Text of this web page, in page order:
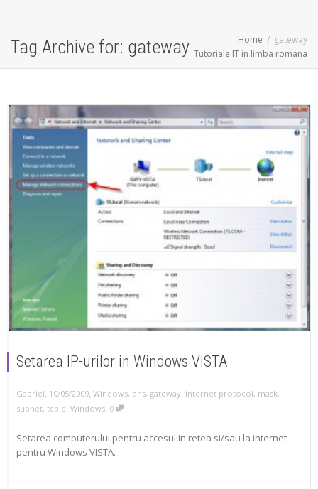
Tag Archive for: gateway Home
gateway
Tutoriale IT in limba romana
Setarea IP-urilor in Windows VISTA
Gabriel 10/05/2009 Windows, dns, gateway, internet protocol, mask,
subnet, tcpip, Windows 0
Setarea computerului pentru accesul in retea si/sau la internet
pentru Windows VISTA.